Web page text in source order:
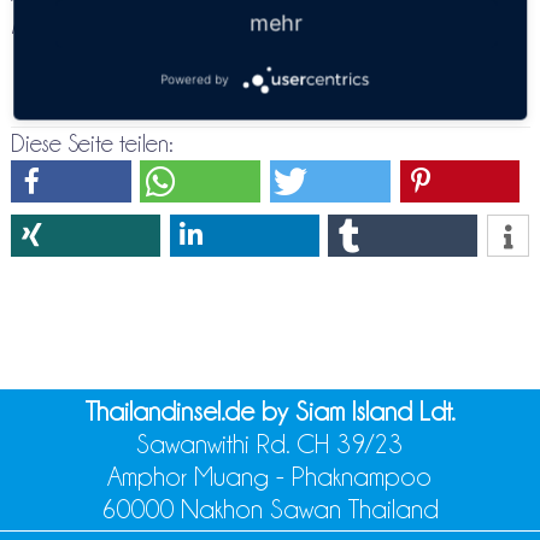
möglichen verfügbaren Verbindungen nach Khura Buri
⇒ Khura Buri
Diese Seite teilen:
Thailandinsel.de by Siam Island Ldt.
Sawanwithi Rd. CH 39/23
Amphor Muang - Phaknampoo
60000 Nakhon Sawan Thailand
mehr
Powered by